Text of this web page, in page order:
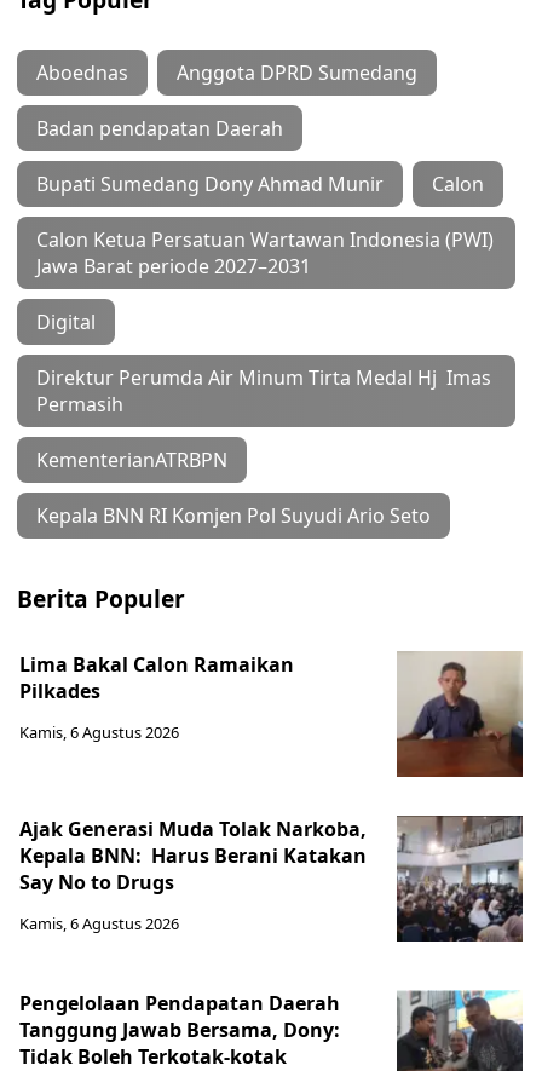
Aboednas Anggota DPRD Sumedang
Badan pendapatan Daerah
Bupati Sumedang Dony Ahmad Munir Calon
Calon Ketua Persatuan Wartawan Indonesia (PWI)
Jawa Barat periode 2027–2031
Digital
Direktur Perumda Air Minum Tirta Medal Hj Imas
Permasih
KementerianATRBPN
Kepala BNN RI Komjen Pol Suyudi Ario Seto
Berita Populer
Lima Bakal Calon Ramaikan
Pilkades
Kamis, 6 Agustus 2026
Ajak Generasi Muda Tolak Narkoba,
Kepala BNN: Harus Berani Katakan
Say No to Drugs
Kamis, 6 Agustus 2026
Pengelolaan Pendapatan Daerah
Tanggung Jawab Bersama, Dony:
Tidak Boleh Terkotak-kotak